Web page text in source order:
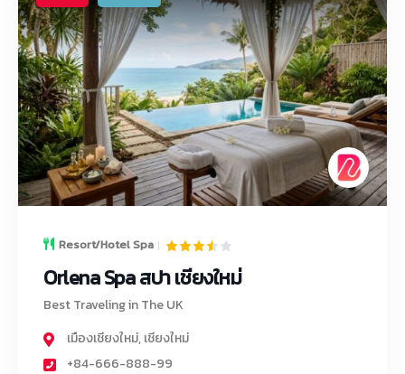
Resort/Hotel Spa
Orlena Spa สปา เชียงใหม่
Best Traveling in The UK
เมืองเชียงใหม่,เชียงใหม่
+84-666-888-99